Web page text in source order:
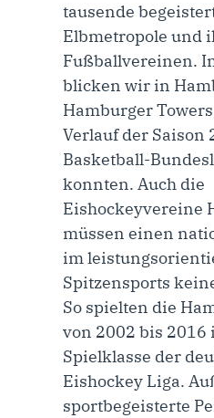
tausende
Elbmetropole und
Fußballvereinen.
blicken wir in
Hamburger
Verlauf der Saison
Basketball-
konnten. Auch die
Eishockeyvereine
müssen einen
im
Spitzensports
So spielten die
von 2002 bis 2016
Spielklasse der
Eishockey Liga.
sportbegeisterte